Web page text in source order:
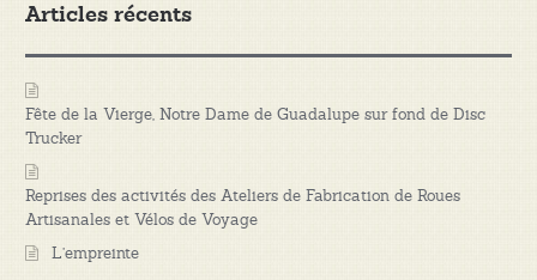
Articles récents
Fête de la Vierge, Notre Dame de Guadalupe sur fond de Disc
Trucker
Reprises des activités des Ateliers de Fabrication de Roues
Artisanales et Vélos de Voyage
L’empreinte